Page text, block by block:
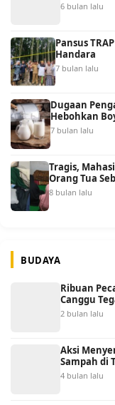
6 bulan lalu
Pansus
Handara
7 bulan lalu
Dugaan
Hebohkan
7 bulan lalu
Tragis,
Orang Tua
8 bulan lalu
BUDAYA
Ribuan
Canggu
2 bulan lalu
Aksi
Sampah di
4 bulan lalu